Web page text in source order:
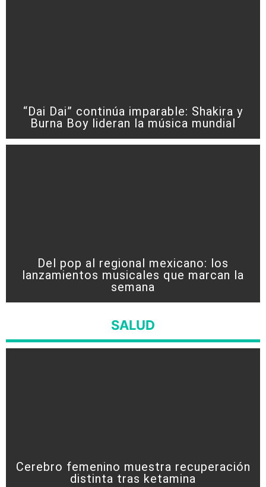
“Dai Dai” continúa imparable: Shakira y
Burna Boy lideran la música mundial
Del pop al regional mexicano: los
lanzamientos musicales que marcan la
semana
SALUD
Cerebro femenino muestra recuperación
distinta tras ketamina